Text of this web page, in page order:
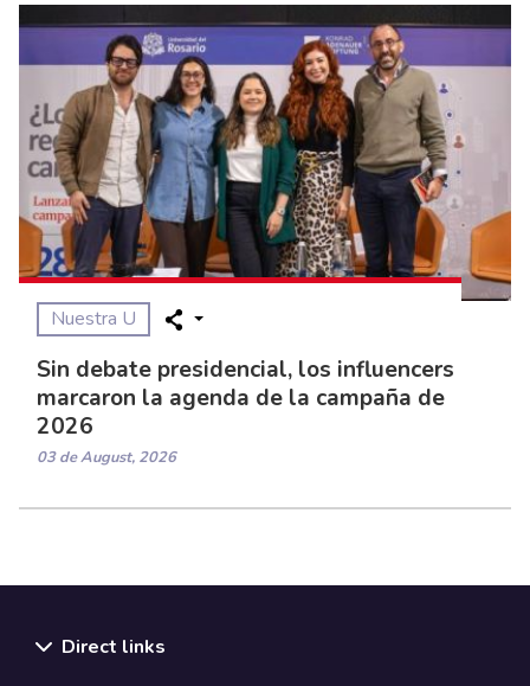
Nuestra U
Sin debate presidencial, los influencers
marcaron la agenda de la campaña de
2026
03 de August, 2026
Direct links